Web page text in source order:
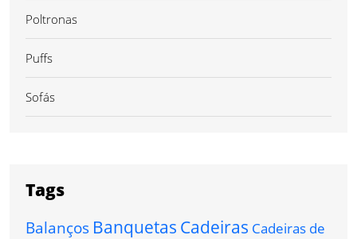
Poltronas
Puffs
Sofás
Tags
Balanços Banquetas Cadeiras Cadeiras de